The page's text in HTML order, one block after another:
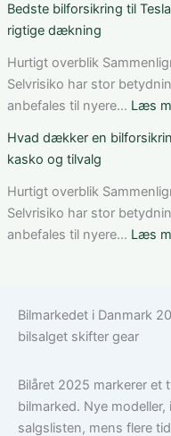
Bedste bilforsikring til
rigtige dækning
Hurtigt overblik
Selvrisiko har stor
anbefales til nyere… Læs
Hvad dækker en
kasko og tilvalg
Hurtigt overblik
Selvrisiko har stor
anbefales til nyere… Læs
Bilmarkedet i Danmark
bilsalget skifter gear
Bilåret 2025 markerer et
bilmarked. Nye
salgslisten, mens flere